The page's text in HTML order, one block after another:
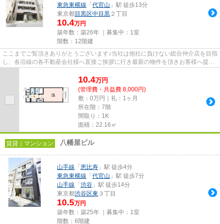
東急東横線 「 代官山 」駅 徒歩13分
東京都目黒区中目黒 ２丁目
10.4万円
築年数：築26年 ｜募集中： 1室
階数：12階建
ここまでご覧頂きありがとうございます♪当社は他社に負けない総合仲介店を目指
し、各沿線の各不動産会社様へ直接ご挨拶に行き最新の物件を頂きお客様へ提供
10.4万円
(管理費・共益費 8,000円)
敷：0万円｜礼：1ヶ月
所在階：7階
間取り：1K
面積：22.16㎡
賃貸｜マンション 八幡屋ビル
山手線 「 恵比寿 」駅 徒歩4分
東急東横線 「 代官山 」駅 徒歩7分
山手線 「 渋谷 」駅 徒歩14分
東京都渋谷区東 ３丁目
10.5万円
築年数：築25年 ｜募集中： 1室
階数：6階建